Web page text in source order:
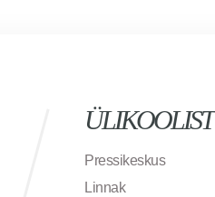
ÜLIKOOLIST
Pressikeskus
Linnak